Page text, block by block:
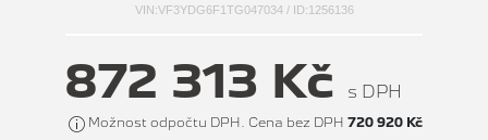
VIN:VF3YDG6F1TG047034 / ID:1256136
872 313 Kč s DPH
Možnost odpočtu DPH. Cena bez DPH 720 920 Kč